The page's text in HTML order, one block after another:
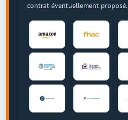
contrat éventuellement proposé.